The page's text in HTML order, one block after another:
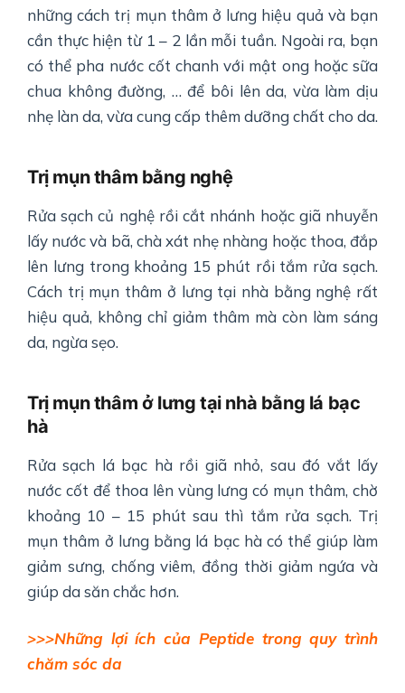
những cách trị mụn thâm ở lưng hiệu quả và bạn
cần thực hiện từ 1 – 2 lần mỗi tuần. Ngoài ra, bạn
có thể pha nước cốt chanh với mật ong hoặc sữa
chua không đường, … để bôi lên da, vừa làm dịu
nhẹ làn da, vừa cung cấp thêm dưỡng chất cho da.
Trị mụn thâm bằng nghệ
Rửa sạch củ nghệ rồi cắt nhánh hoặc giã nhuyễn
lấy nước và bã, chà xát nhẹ nhàng hoặc thoa, đắp
lên lưng trong khoảng 15 phút rồi tắm rửa sạch.
Cách trị mụn thâm ở lưng tại nhà bằng nghệ rất
hiệu quả, không chỉ giảm thâm mà còn làm sáng
da, ngừa sẹo.
Trị mụn thâm ở lưng tại nhà bằng lá bạc
hà
Rửa sạch lá bạc hà rồi giã nhỏ, sau đó vắt lấy
nước cốt để thoa lên vùng lưng có mụn thâm, chờ
khoảng 10 – 15 phút sau thì tắm rửa sạch. Trị
mụn thâm ở lưng bằng lá bạc hà có thể giúp làm
giảm sưng, chống viêm, đồng thời giảm ngứa và
giúp da săn chắc hơn.
>>>Những lợi ích của Peptide trong quy trình
chăm sóc da